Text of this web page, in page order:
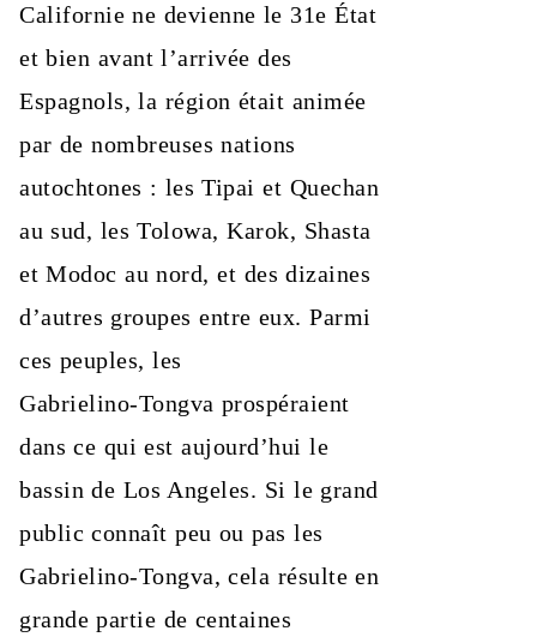
Californie ne devienne le 31e État
et bien avant l’arrivée des
Espagnols, la région était animée
par de nombreuses nations
autochtones : les Tipai et Quechan
au sud, les Tolowa, Karok, Shasta
et Modoc au nord, et des dizaines
d’autres groupes entre eux. Parmi
ces peuples, les
Gabrielino‑Tongva prospéraient
dans ce qui est aujourd’hui le
bassin de Los Angeles. Si le grand
public connaît peu ou pas les
Gabrielino‑Tongva, cela résulte en
grande partie de centaines